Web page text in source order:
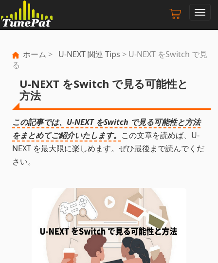
ナ
シ
り
替
え
ホーム > U-NEXT 関連 Tips > U-NEXT をSwitch で見
る
U-NEXT をSwitch で見る可能性と
方法
この記事では、U-NEXT をSwitch で見る可能性と方法
をまとめてご紹介いたします。 この文章を読めば、U-
NEXT を最大限に楽しめます。ぜひ最後まで読んでくだ
さい。